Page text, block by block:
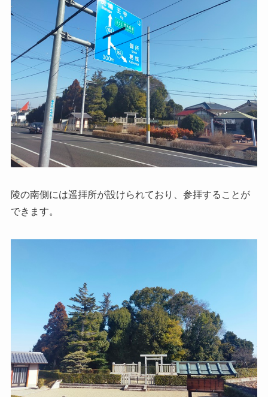
陵の南側には遥拝所が設けられており、参拝することが
できます。